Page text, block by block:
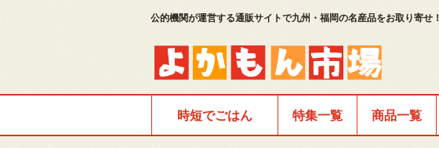
公的機関が運営する通販サイトで九州・福岡の名産品をお取り寄せ！
時短でごはん 特集一覧 商品一覧